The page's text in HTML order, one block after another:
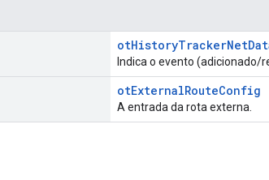
Indica o evento (adicionado/
otExternalRouteConfig
A entrada da rota externa.